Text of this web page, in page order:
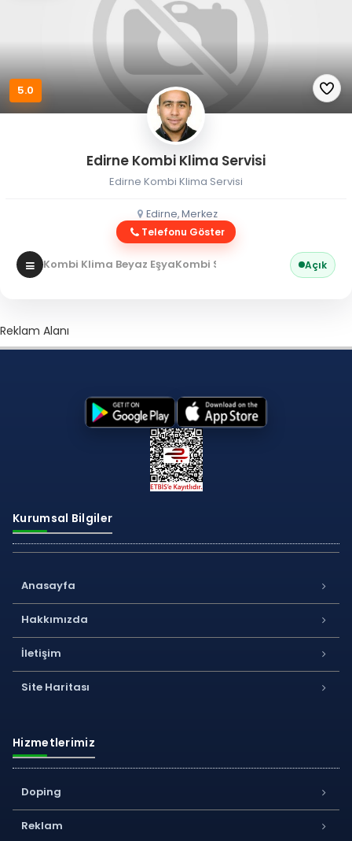
5.0
Edirne Kombi Klima Servisi
Edirne Kombi Klima Servisi
Edirne, Merkez
Telefonu Göster
Kombi Klima Beyaz EşyaKombi Servisi Açık
Reklam Alanı
Kurumsal Bilgiler
Anasayfa
Hakkımızda
İletişim
Site Haritası
Hizmetlerimiz
Doping
Reklam